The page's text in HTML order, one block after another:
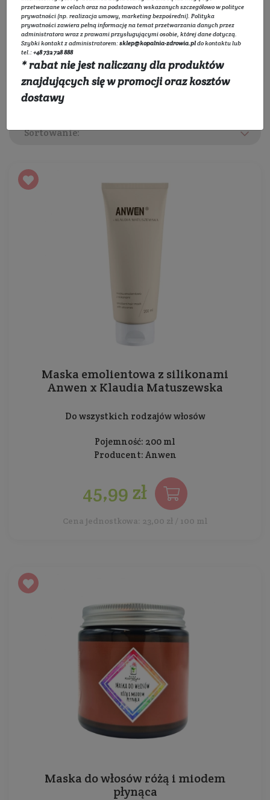
Rozwiń listę
Filtruj
Sortowanie:
Maska emolientowa z silikonami
Anwen x Klaudia Matuszewska
Do wszystkich rodzajów włosów
Pojemność: 200 ml
Producent: Anwen
45,99 zł
Cena jednostkowa: 23,00 zł / 100 ml
Maska do włosów różą i miodem
płynąca
przetwarzane w celach oraz na podstawach wskazanych szczegółowo wpolityce
prywatności (np. realizacja umowy, marketing bezpośredni). Polityka
prywatnościzawiera pełną informację na temat przetwarzania danych przez
administratora wraz z prawami przysługującymi osobie, której dane dotyczą.
Szybki kontakt z administratorem:sklep@kopalnia-zdrowia.pldo kontaktu lub
tel.:+48 732 728 888
* rabat nie jest naliczany dla produktów
znajdujących się w promocji oraz kosztów
dostawy